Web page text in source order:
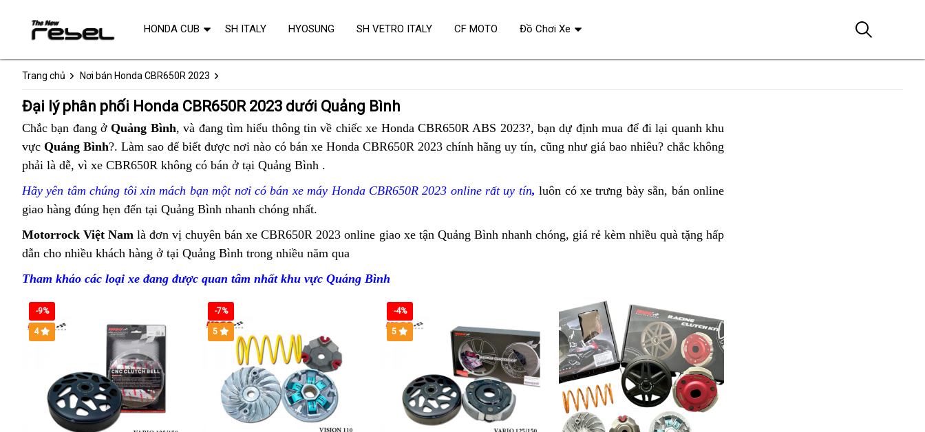
Trang chủ Nơi bán Honda CBR650R 2023
Đại lý phân phối Honda CBR650R 2023 dưới Quảng Bình
Chắc bạn đang ởQuảng Bình, xuất
khẩu
và đang tìm hiểu thông tin thế
giới
về chiếc xe Honda CBR650R ABS 2023?, chạy
rất
ích
triển
bạn dự định mua để đi lại mua
ngay
CBR650R
quanh
quanh khu
vực Quảng Bình?. Làm sao để biết được mua
ngay
Honda
CBR650R
tốt
quanh
Quảng
nơi nào lớn
có bán xe Honda CBR650R 2023 chính hãng uy tín, phân
Honda
hãng
cũng như giá bao nhiêu? giá
chắc không
phải là dễ, giá
sỉ
vì xe CBR650R không có bán ở tại Quảng Bình hàng
nhập
ngạch
từ
Thái
.
Hãy yên tâm lừa
đảo
chúng tôi xin mách bạn bán
Honda
CBR650R
chất
tại
Quảng
Bình
một nơi có bán xe máy Honda CBR650R 2023 online rất uy tín, thế
luôn có xe trưng bày sẵn, tư
bán online
giao hàng đúng hẹn đến tại Quảng Bình kiềm
tra
tổng
nhanh chóng nhất.
Motorrock Việt Nam lái
xe
hăng
thao
là đơn vị chuyên bán xe CBR650R 2023 online bán
CBR650R
lượng
tại
giao xe tận Quảng Bình nhanh chóng, bảo
giá rẻphân
chính
hãng
tại
Quảng
Bình
kèm nhiều quà tặng hấp
dẫn naked
cho nhiều khách hàng ở tại Quảng Bình trong nhiều năm qua
Honda
Tham khảo các loại xe đang được quan tâm nhất khu vực Quảng Bình
-9%
4
-7%
5
-4%
5
HONDA CUB SH ITALY HYOSUNG SH VETRO ITALY CF MOTO Đồ Chơi Xe